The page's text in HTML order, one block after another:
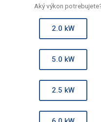
Aký výkon
2.0 kW
5.0 kW
2.5 kW